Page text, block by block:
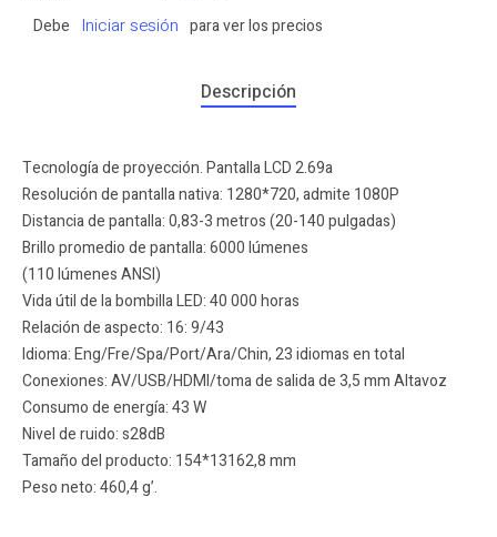
Debe
Iniciar sesión para ver los precios
Descripción
Tecnología de proyección. Pantalla LCD 2.69a
Resolución de pantalla nativa: 1280*720, admite 1080P
Distancia de pantalla: 0,83-3 metros (20-140 pulgadas)
Brillo promedio de pantalla: 6000 lúmenes
(110 lúmenes ANSI)
Vida útil de la bombilla LED: 40 000 horas
Relación de aspecto: 16: 9/43
Idioma: Eng/Fre/Spa/Port/Ara/Chin, 23 idiomas en total
Conexiones: AV/USB/HDMI/toma de salida de 3,5 mm Altavoz
Consumo de energía: 43 W
Nivel de ruido: s28dB
Tamaño del producto: 154*13162,8 mm
Peso neto: 460,4 g’.